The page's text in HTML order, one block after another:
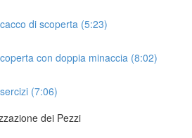
di scoperta (5:23)
con doppia minaccia (8:02)
(7:06)
dei Pezzi